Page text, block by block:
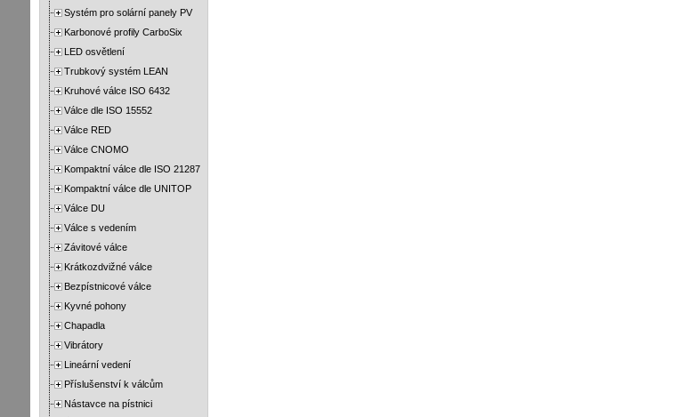
Systém pro solární panely PV
Karbonové profily CarboSix
LED osvětlení
Trubkový systém LEAN
Kruhové válce ISO 6432
Válce dle ISO 15552
Válce RED
Válce CNOMO
Kompaktní válce dle ISO 21287
Kompaktní válce dle UNITOP
Válce DU
Válce s vedením
Závitové válce
Krátkozdvižné válce
Bezpístnicové válce
Kyvné pohony
Chapadla
Vibrátory
Lineární vedení
Příslušenství k válcům
Nástavce na pístnici